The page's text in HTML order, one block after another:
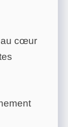
au cœur